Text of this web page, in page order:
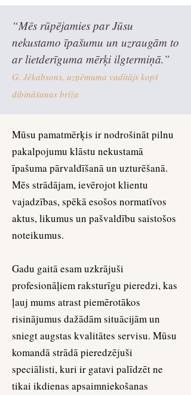
“Mēs rūpējamies par Jūsu
nekustamo īpašumu un uzraugām to
ar lietderīguma mērķi ilgtermiņā.”
G. Jēkabsons, uzņēmuma vadītājs kopš
dibināšanas brīža
Mūsu pamatmērķis ir nodrošināt pilnu
pakalpojumu klāstu nekustamā
īpašuma pārvaldīšanā un uzturēšanā.
Mēs strādājam, ievērojot klientu
vajadzības, spēkā esošos normatīvos
aktus, likumus un pašvaldību saistošos
noteikumus.
Gadu gaitā esam uzkrājuši
profesionāļiem raksturīgu pieredzi, kas
ļauj mums atrast piemērotākos
risinājumus dažādām situācijām un
sniegt augstas kvalitātes servisu. Mūsu
komandā strādā pieredzējuši
speciālisti, kuri ir gatavi palīdzēt ne
tikai ikdienas apsaimniekošanas